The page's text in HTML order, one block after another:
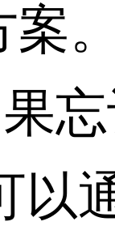
案
通